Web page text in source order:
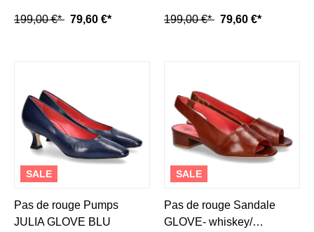
199,00 €* 79,60 €*
199,00 €* 79,60 €*
SALE
Pas de rouge Pumps
JULIA GLOVE BLU
SALE
Pas de rouge Sandale
GLOVE- whiskey/